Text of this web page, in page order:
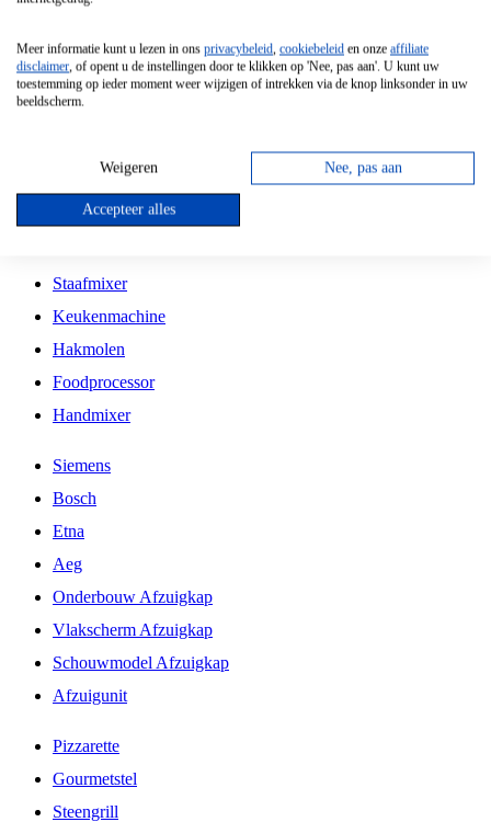
Vrijstaande Magnetron
Vrijstaande Kookplaat
Inbouw Gaskookplaat
Inbouw Keramische Kookplaat
Kookplaat Accessoires
Staafmixer
Keukenmachine
Hakmolen
Foodprocessor
Handmixer
Siemens
Bosch
Etna
Aeg
Onderbouw Afzuigkap
Vlakscherm Afzuigkap
Schouwmodel Afzuigkap
Afzuigunit
Pizzarette
Gourmetstel
Steengrill
Meer informatie kunt u lezen in ons privacybeleid, cookiebeleid en onze affiliate
disclaimer, of opent u de instellingen door te klikken op 'Nee, pas aan'. U kunt uw
toestemming op ieder moment weer wijzigen of intrekken via de knop linksonder in uw
beeldscherm.
Weigeren Nee, pas aan
Accepteer alles